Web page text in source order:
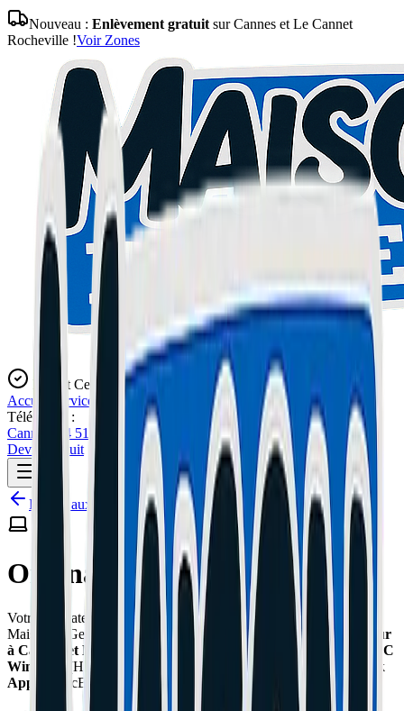
Nouveau : Enlèvement gratuit sur Cannes et Le Cannet
Rocheville !Voir Zones
Expert Certifié
Accueil
Services Blog L'Atelier
Contact
Téléphone :
Cannes: 04 51 26 27 50Le Cannet: 04 51 26 27 51
Devis Gratuit
Retour aux services
Ordinateurs Portables
Votre ordinateur est lent, ne démarre plus ou a un écran cassé ?
MaisonDuGeek est votre spécialiste de la réparation d'ordinateur
à Cannes et Le Cannet
. Nous prenons en charge aussi bien les
PC
Windows (HP, Asus, Dell, Lenovo, Acer, MSI) que les
MacBook
Apple
(MacBook Air, MacBook Pro, iMac).